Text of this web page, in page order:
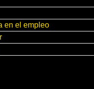
en el empleo